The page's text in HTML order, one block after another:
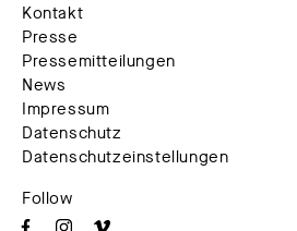
Kontakt
Presse
Pressemitteilungen
News
Impressum
Datenschutz
Datenschutzeinstellungen
Follow